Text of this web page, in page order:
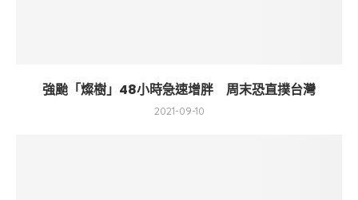
強颱「燦樹」48小時急速增胖 周末恐直撲台灣
2021-09-10